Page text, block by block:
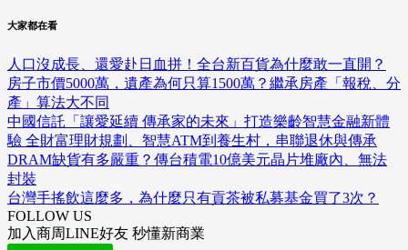
大家都在看
人口沒成長、還愛赴日血拼！全台新百貨為什麼敢一直開？
房子市價5000萬，遺產為何只算1500萬？繼承房產「報稅、分
產」算法大不同
中國信託「讓愛延續 傳承家的未來」打造樂齡智慧金融新體
驗 全財富理財規劃、智慧ATM到養生村，串聯退休與傳承
DRAM缺貨有多嚴重？傳台積電10億美元晶片堆廠內、無法
封裝
台灣手搖飲這麼多，為什麼只有貢茶被私募基金買了3次？
FOLLOW US
加入商周LINE好友 秒懂新商業